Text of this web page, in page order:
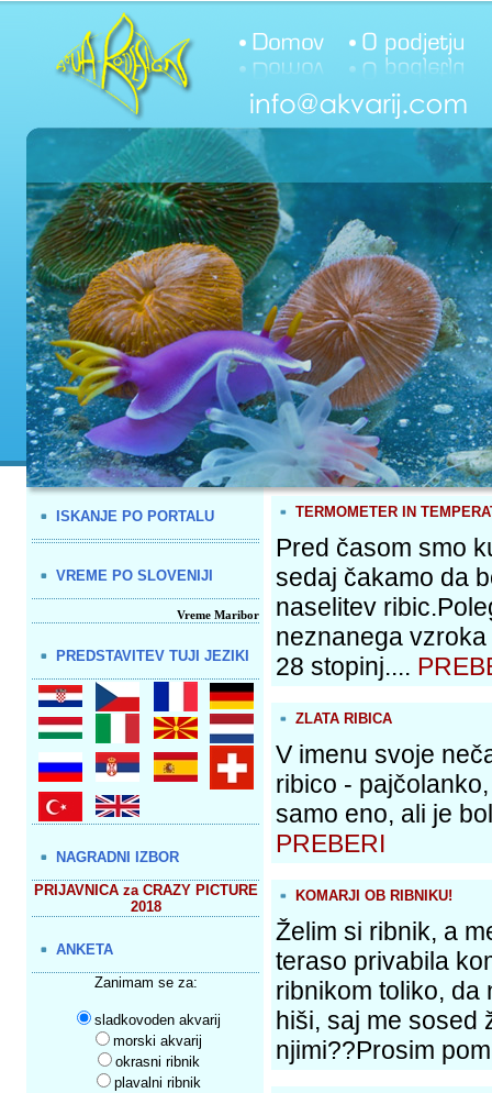
ISKANJE PO PORTALU
VREME PO SLOVENIJI
Vreme Maribor
PREDSTAVITEV TUJI JEZIKI
NAGRADNI IZBOR
PRIJAVNICA za CRAZY PICTURE
2018
ANKETA
Zanimam se za:
sladkovoden akvarij
morski akvarij
okrasni ribnik
plavalni ribnik
TERMOMETER IN
Pred časom smo
sedaj čakamo da
naselitev
neznanega
28 stopinj....
ZLATA RIBICA
V imenu svoje
ribico -
samo eno, ali je
PREBERI
KOMARJI OB RIBNIKU!
Želim si ribnik, a
teraso privabila
ribnikom toliko, da
hiši, saj me sosed
njimi??Prosim